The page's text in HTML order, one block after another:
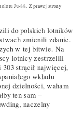
Ju-88. Z prawej strony
do polskich lotników
zmienili zdanie.
w tej bitwie. Na
lotnicy zestrzelili
strącił najwięcej,
wkładu
dzielności, waham
ten sam –
naczelny